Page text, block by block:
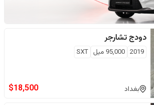
دودج تشارجر
2019
95,000 ميل SXT
بغداد $18,500